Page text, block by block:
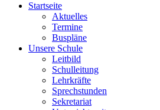
Startseite
Aktuelles
Termine
Buspläne
Unsere Schule
Leitbild
Schulleitung
Lehrkräfte
Sprechstunden
Sekretariat